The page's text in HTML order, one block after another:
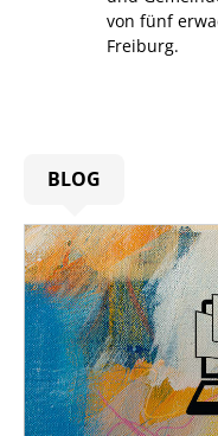
von fünf
Freiburg.
BLOG